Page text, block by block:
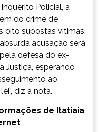
Policial, a
do crime de
oito supostas vítimas.
acusação será
defesa do ex-
Justiça, esperando
ao
diz a nota.
de Itatiaia